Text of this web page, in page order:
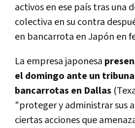
activos en ese país tras una
colectiva en su contra
en bancarrota en Japón en
La empresa japonesa
el domingo ante un
bancarrotas en Dallas
"proteger y administrar sus
ciertas acciones que